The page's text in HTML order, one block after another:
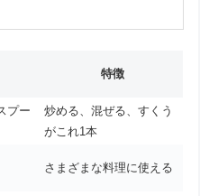
特徴
プー
炒める、混ぜる、すくう
がこれ1本
さまざまな料理に使える